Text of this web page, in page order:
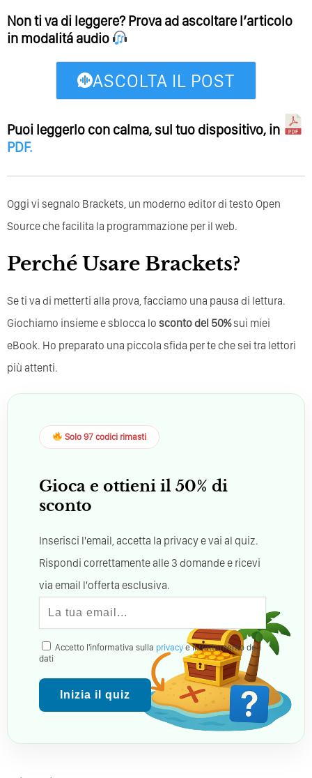
Non ti va di leggere? Prova ad ascoltare l’articolo
in modalitá audio
ASCOLTA IL POST
Puoi leggerlo con calma, sul tuo dispositivo, in
PDF.
Oggi vi segnalo Brackets, un moderno editor di testo Open
Source che facilita la programmazione per il web.
Perché Usare Brackets?
Se ti va di metterti alla prova, facciamo una pausa di lettura.
Giochiamo insieme e sblocca lo sconto del 50%sui miei
eBook. Ho preparato una piccola sfida per te che sei tra lettori
più attenti.
Solo 97 codici rimasti
Gioca e ottieni il 50% di
sconto
Inserisci l'email, accetta la privacy e vai al quiz.
Rispondi correttamente alle 3 domande e ricevi
via email l'offerta esclusiva.
Accetto l'informativa sulla privacy e il trattamento dei
dati
Inizia il quiz